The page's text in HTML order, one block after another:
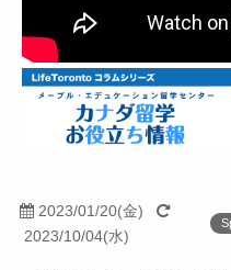
2023/01/20(金)
2023/10/04(水)